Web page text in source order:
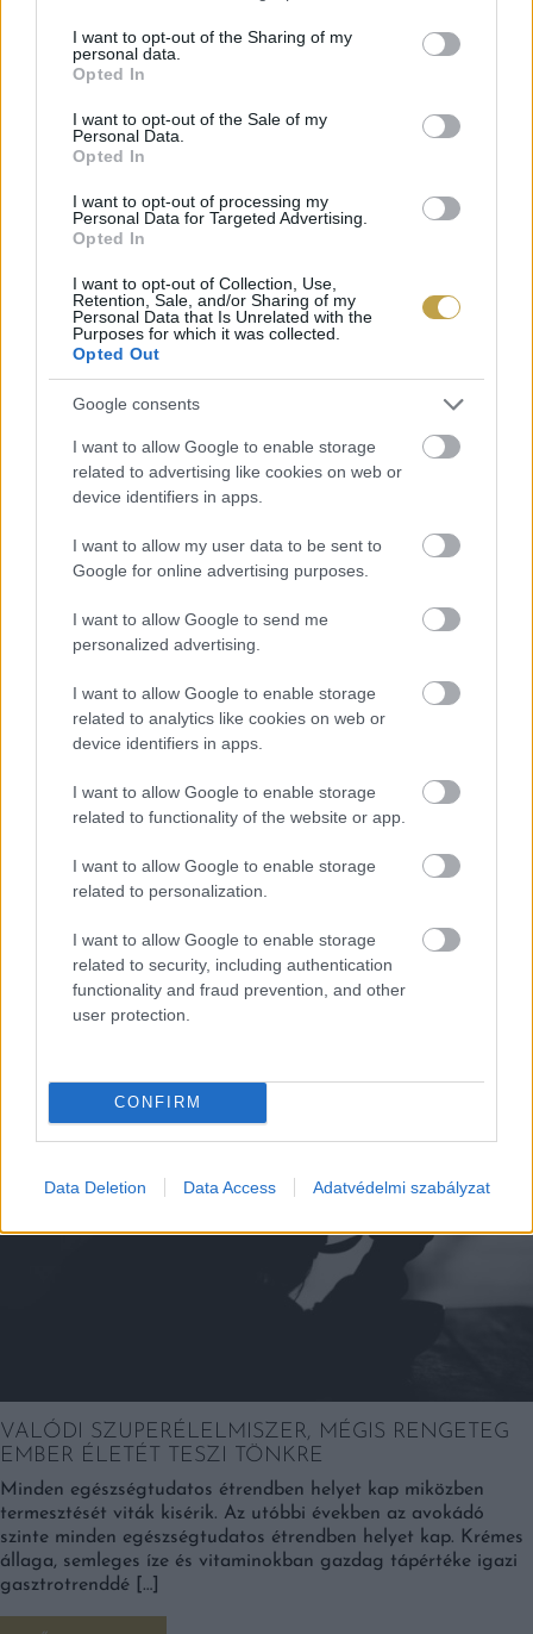
not limited to your visit or usage behaviour. You may click to
grant or deny consent to Google and its third-party tags to
use your data for below specified purposes in below Google
consent section.
I want to opt-out of the Sharing of my
personal data.
Opted In
I want to opt-out of the Sale of my
Personal Data.
Opted In
I want to opt-out of processing my
Personal Data for Targeted Advertising.
Opted In
I want to opt-out of Collection, Use,
Retention, Sale, and/or Sharing of my
Personal Data that Is Unrelated with the
Purposes for which it was collected.
Opted Out
Google consents
I want to allow Google to enable storage
related to advertising like cookies on web or
device identifiers in apps.
I want to allow my user data to be sent to
Google for online advertising purposes.
I want to allow Google to send me
personalized advertising.
I want to allow Google to enable storage
related to analytics like cookies on web or
device identifiers in apps.
I want to allow Google to enable storage
related to functionality of the website or app.
I want to allow Google to enable storage
related to personalization.
I want to allow Google to enable storage
related to security, including authentication
functionality and fraud prevention, and other
user protection.
CONFIRM
Data Deletion Data Access Adatvédelmi szabályzat
Címlapfotó:Jess Bailey/ Unsplash
EZEK IS ÉRDEKELHETNEK
Falatok
VALÓDI SZUPERÉLELMISZER, MÉGIS RENGETEG
EMBER ÉLETÉT TESZI TÖNKRE
Minden egészségtudatos étrendben helyet kap miközben
termesztését viták kisérik. Az utóbbi években az avokádó
szinte minden egészségtudatos étrendben helyet kap. Krémes
állaga, semleges íze és vitaminokban gazdag tápértéke igazi
gasztrotrenddé […]